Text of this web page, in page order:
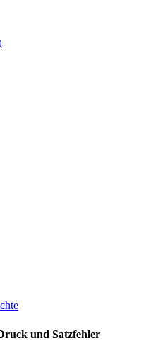
und Satzfehler